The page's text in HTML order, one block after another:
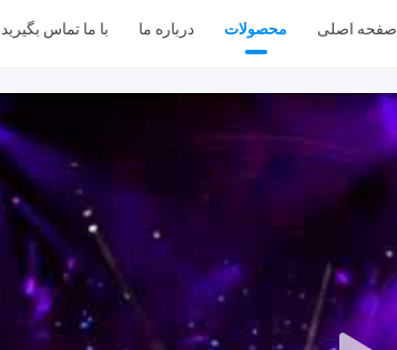
صفحه اصلی محصولات درباره ما با ما تماس بگیرید